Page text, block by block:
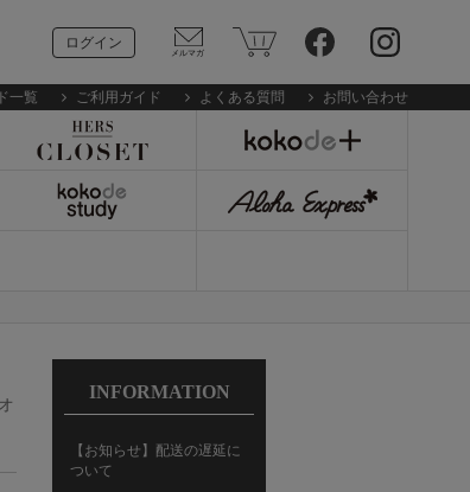
ログイン
一覧 ご利用ガイド よくある質問 お問い合わせ
INFORMATION
【お知らせ】配送の遅延に
ついて